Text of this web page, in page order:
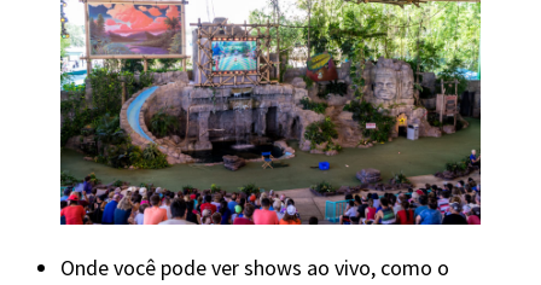
Onde você pode ver shows ao vivo, como o